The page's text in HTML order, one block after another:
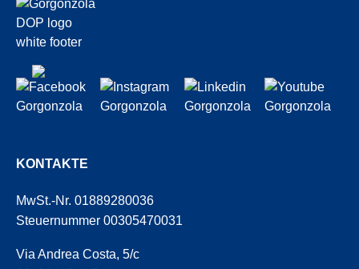
KONTAKTE
MwSt.-Nr. 01889280036
Steuernummer 00305470031
Via Andrea Costa, 5/c